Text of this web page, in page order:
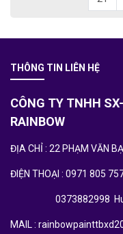
THÔNG TIN LIÊN HỆ
CÔNG TY TNHH
RAINBOW
ĐỊA CHỈ : 22 PHẠM VĂN
ĐIỆN THOẠI : 0971 805
0373882998
MAIL :